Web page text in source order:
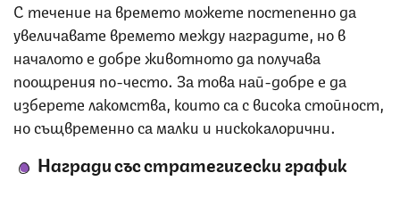
С течение на времето можете постепенно да
увеличавате времето между наградите, но в
началото е добре животното да получава
поощрения по-често. За това най-добре е да
изберете лакомства, които са с висока стойност,
но същвременно са малки и нискокалорични.
Награди със стратегически график